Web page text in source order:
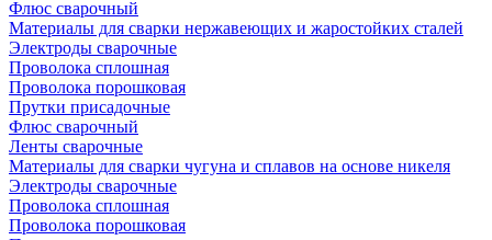
Флюс сварочный
Материалы для сварки нержавеющих и жаростойких сталей
Электроды сварочные
Проволока сплошная
Проволока порошковая
Прутки присадочные
Флюс сварочный
Ленты сварочные
Материалы для сварки чугуна и сплавов на основе никеля
Электроды сварочные
Проволока сплошная
Проволока порошковая